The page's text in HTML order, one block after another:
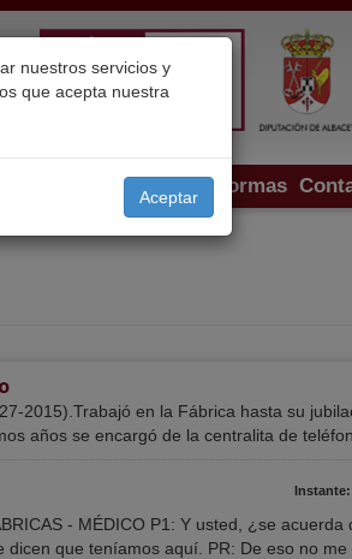
nuestros servicios y
que acepta nuestra
Aceptar
Proyectos Normas
2015).Trabajó en la Fábrica hasta su
años se encargó de la centralita de
- MÉDICO P1: Y usted, ¿se acuerda
dicen que teníamos aquí. PR: De eso no